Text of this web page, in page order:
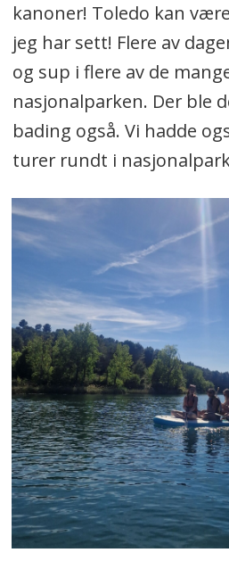
kanoner! Toledo kan
jeg har sett! Flere av
og sup i flere av de
nasjonalparken. Der ble
bading også. Vi hadde
turer rundt i